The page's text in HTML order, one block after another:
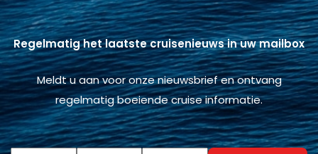
Regelmatig het laatste cruisenieuws in uw mailbox
Meldt u aan voor onze nieuwsbrief en ontvang
regelmatig boeiende cruise informatie.